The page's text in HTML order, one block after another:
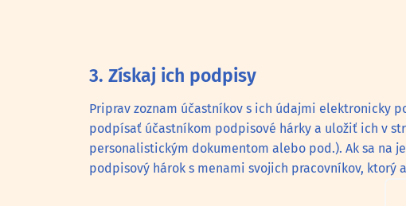
3. Získaj ich podpisy
Priprav zoznam účastníkov s ich údajmi elektronicky
podpísať účastníkom podpisové hárky a uložiť ich v
personalistickým dokumentom alebo pod.). Ak sa na
podpisový hárok s menami svojich pracovníkov, ktorý